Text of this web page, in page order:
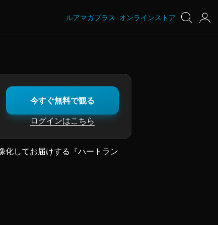
ルアマガプラス オンラインストア
今すぐ無料で観る
ログインはこちら
化してお届けする『ハートラン